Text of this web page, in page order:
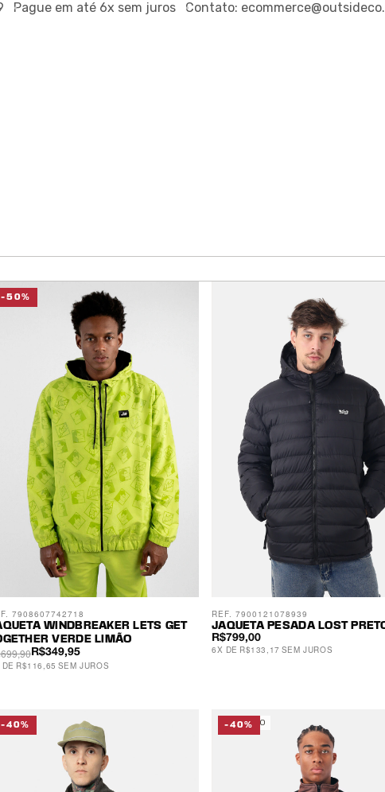
Pague em até 6x sem juros Contato:
WINDBREAKER LETS GET
VERDE LIMÃO
R$349,95
DE R$116,65 SEM JUROS
7908607742718
-50%
JAQUETA PESADA LOST
R$799,00
6X DE R$133,17 SEM JUROS
REF. 7900121078939
-40% ESGOTADO
-40%